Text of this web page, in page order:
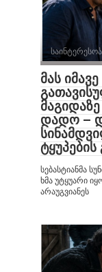
მას
დადო –
სებასტიანმა
ხმა უტყუარი
არაუგვიანეს